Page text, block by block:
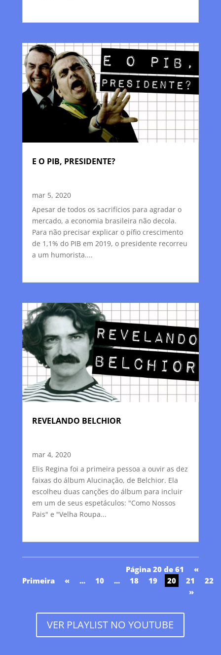
E O PIB, PRESIDENTE?
mar 5, 2020
Apesar de todos os sacrifícios para agradar o
mercado, a economia brasileira não decola.
Para não precisar explicar o pífio crescimento
de 1,1% do PIB em 2019, o presidente recorreu
a um humorista....
REVELANDO BELCHIOR
mar 4, 2020
Elis Regina foi a primeira pessoa a ouvir as dez
faixas do álbum Alucinação, de Belchior. Ela
escolheu duas canções do álbum para incluir
em um de seus espetáculos: "Como Nossos
Pais" e "Velha Roupa...
Página 20 de 61
«
Primeira
« ... 10 ... 18 19 20 21
22
»
VER PLAYLIST NO YOUTUBE